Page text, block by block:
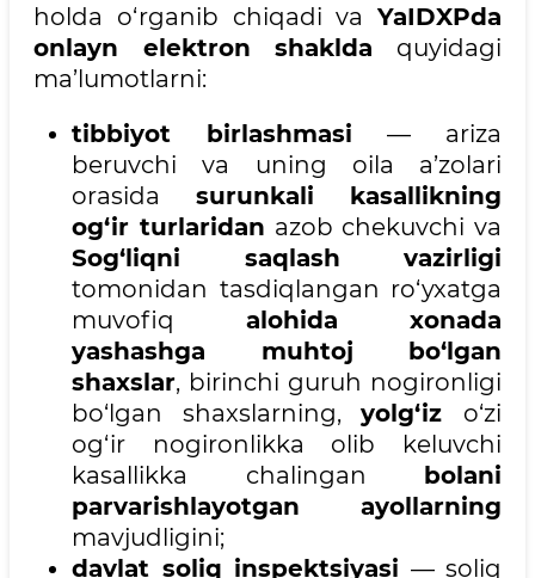
holda o‘rganib chiqadi va YaIDXPda
onlayn elektron shaklda quyidagi
ma’lumotlarni:
tibbiyot birlashmasi — ariza
beruvchi va uning oila a’zolari
orasida surunkali kasallikning
og‘ir turlaridan azob chekuvchi va
Sog‘liqni saqlash vazirligi
tomonidan tasdiqlangan ro‘yxatga
muvofiq alohida xonada
yashashga muhtoj bo‘lgan
shaxslar, birinchi guruh nogironligi
bo‘lgan shaxslarning,yolg‘iz o‘zi
og‘ir nogironlikka olib keluvchi
kasallikka chalingan
bolani
parvarishlayotgan ayollarning
mavjudligini;
davlat soliq inspektsiyasi — soliq